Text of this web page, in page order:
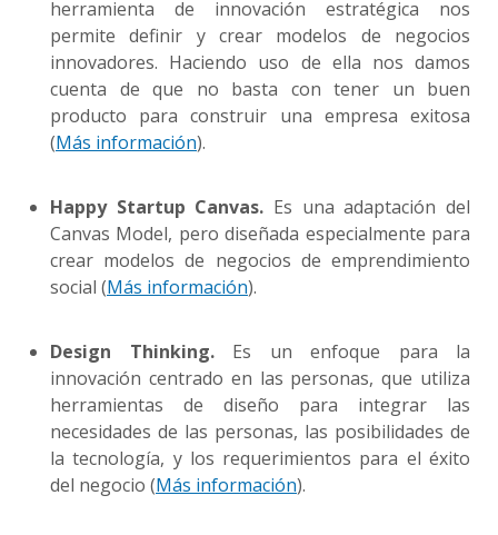
herramienta de innovación estratégica nos
permite definir y crear modelos de negocios
innovadores. Haciendo uso de ella nos damos
cuenta de que no basta con tener un buen
producto para construir una empresa exitosa
(Más información).
Happy Startup Canvas. Es una adaptación del
Canvas Model, pero diseñada especialmente para
crear modelos de negocios de emprendimiento
social (Más información).
Design Thinking.Es un enfoque para la
innovación centrado en las personas, que utiliza
herramientas de diseño para integrar las
necesidades de las personas, las posibilidades de
la tecnología, y los requerimientos para el éxito
del negocio (Más información).